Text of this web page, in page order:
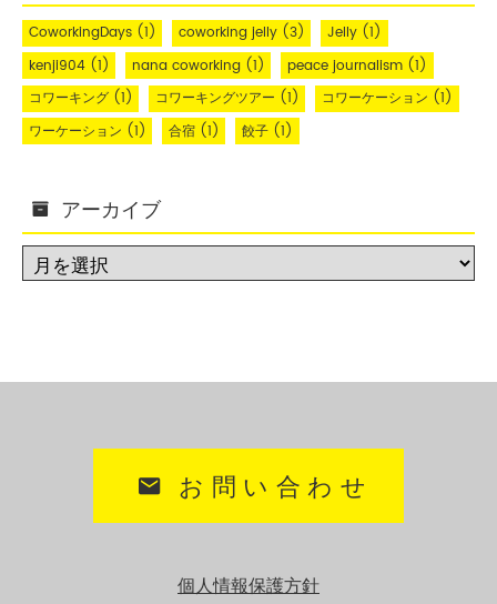
CoworkingDays(1) coworking jelly(3) Jelly(1)
kenji904(1) nana coworking(1) peace journalism(1)
コワーキング(1) コワーキングツアー (1) コワーケーション (1)
ワーケーション (1) 合宿(1) 餃子(1)
アーカイブ
お問い合わせ
個人情報保護方針